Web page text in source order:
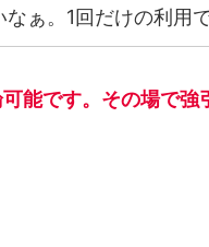
ぁ。1回だけの利用
能です。 その場で強